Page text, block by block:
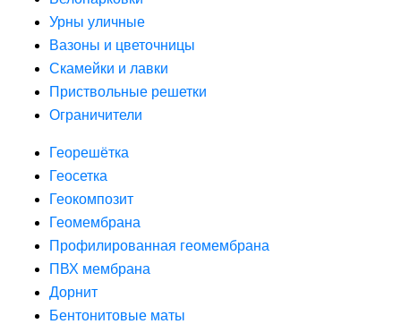
Урны уличные
Вазоны и цветочницы
Скамейки и лавки
Приствольные решетки
Ограничители
Георешётка
Геосетка
Геокомпозит
Геомембрана
Профилированная геомембрана
ПВХ мембрана
Дорнит
Бентонитовые маты